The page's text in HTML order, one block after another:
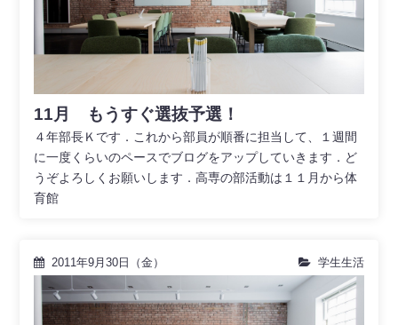
11月 もうすぐ選抜予選！
４年部長Ｋです．これから部員が順番に担当して、１週間
に一度くらいのペースでブログをアップしていきます．ど
うぞよろしくお願いします．高専の部活動は１１月から体
育館
2011年9月30日（金） 学生生活